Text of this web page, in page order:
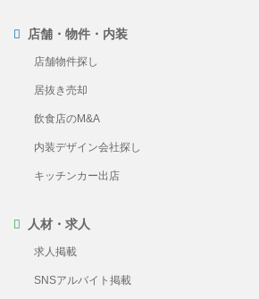
店舗・物件・内装
店舗物件探し
居抜き売却
飲食店のM&A
内装デザイン会社探し
キッチンカー出店
人材・求人
求人掲載
SNSアルバイト掲載